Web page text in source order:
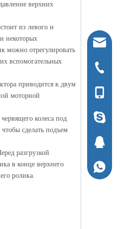
верхних
из левого и
некоторых
можно отрегулировать
вспомогательных
приводится к двум
моторной
колеса под
сделать подъем
разгрузкой
в конце верхнего
ролика.
+ 86-
+ 86-